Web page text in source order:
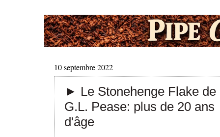
10 septembre 2022
► Le Stonehenge Flake de
G.L. Pease: plus de 20 ans
d'âge